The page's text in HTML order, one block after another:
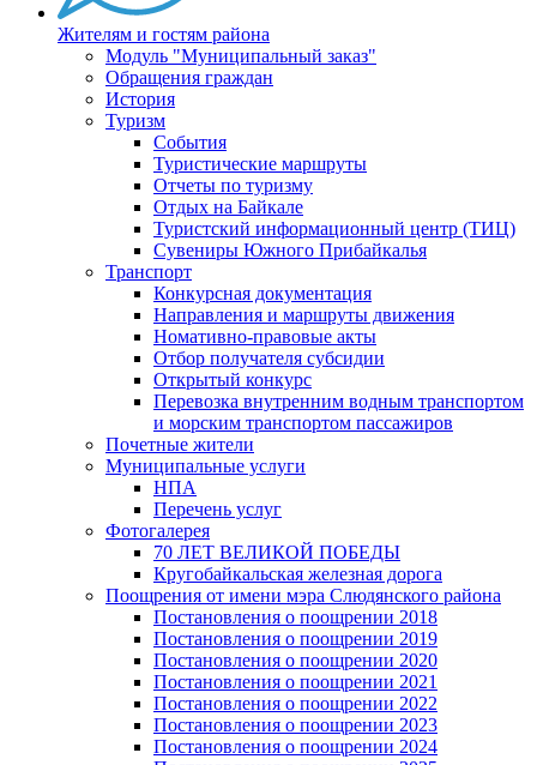
Жителям и гостям района
Модуль "Муниципальный заказ"
Обращения граждан
История
Туризм
События
Туристические маршруты
Отчеты по туризму
Отдых на Байкале
Туристский информационный центр (ТИЦ)
Сувениры Южного Прибайкалья
Транспорт
Конкурсная документация
Направления и маршруты движения
Номативно-правовые акты
Отбор получателя субсидии
Открытый конкурс
Перевозка внутренним водным транспортом
и морским транспортом пассажиров
Почетные жители
Муниципальные услуги
НПА
Перечень услуг
Фотогалерея
70 ЛЕТ ВЕЛИКОЙ ПОБЕДЫ
Кругобайкальская железная дорога
Поощрения от имени мэра Слюдянского района
Постановления о поощрении 2018
Постановления о поощрении 2019
Постановления о поощрении 2020
Постановления о поощрении 2021
Постановления о поощрении 2022
Постановления о поощрении 2023
Постановления о поощрении 2024